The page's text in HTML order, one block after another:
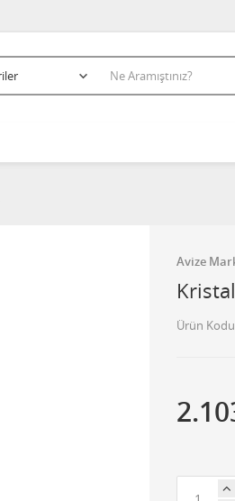
Avize
Ürün Kodu